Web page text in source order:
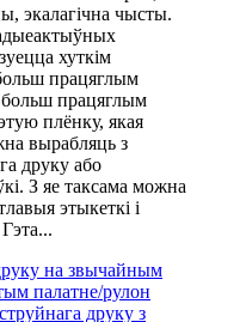
экалагічна чысты.
хуткім
працяглым
больш працяглым
плёнку, якая
вырабляць з
друку або
З яе таксама можна
этыкеткі і